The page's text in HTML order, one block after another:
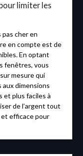
limiter les
cher en
en compte est de
En optant
fenêtres, vous
mesure qui
dimensions
et plus faciles à
de l’argent tout
efficace pour